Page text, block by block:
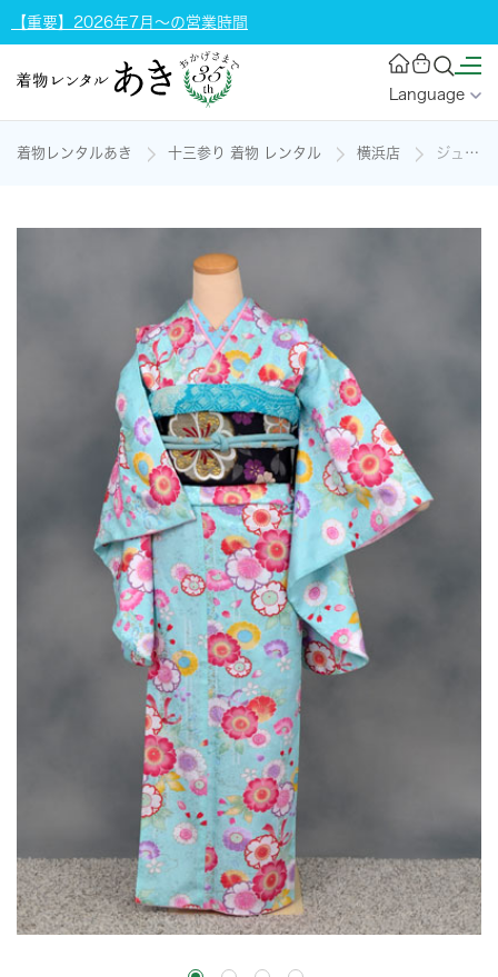
【重要】2026年7月～の営業時間
Language
着物レンタルあき 十三参り 着物 レンタル 横浜店 ジュニアの振袖 <十三参り♪>の着物レンタル